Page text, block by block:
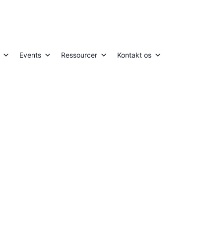
Events Ressourcer Kontakt os